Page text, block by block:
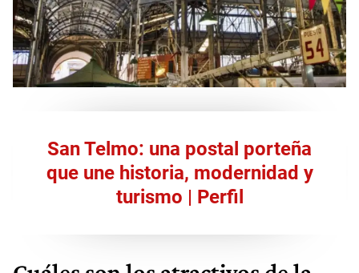
San Telmo: una postal porteña
que une historia, modernidad y
turismo | Perfil